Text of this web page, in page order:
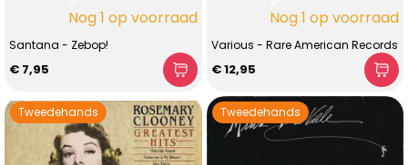
Nog 1 op voorraad
Santana - Zebop!
€ 7,95
Nog 1 op voorraad
Various - Rare American Records
€ 12,95
Tweedehands Tweedehands